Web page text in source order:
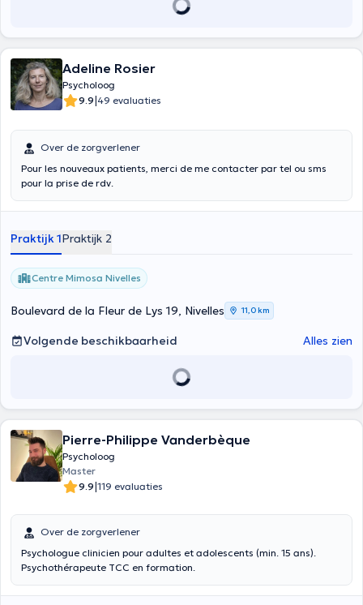
Adeline Rosier
Psycholoog
9.9|49 evaluaties
Over de zorgverlener
Pour les nouveaux patients, merci de me contacter par tel ou sms
pour la prise de rdv.
Praktijk 1Praktijk 2
Centre Mimosa Nivelles
Boulevard de la Fleur de Lys 19, Nivelles 11,0 km
Volgende beschikbaarheid Alles zien
Pierre-Philippe Vanderbèque
Psycholoog
Master
9.9|119 evaluaties
Over de zorgverlener
Psychologue clinicien pour adultes et adolescents (min. 15 ans).
Psychothérapeute TCC en formation.